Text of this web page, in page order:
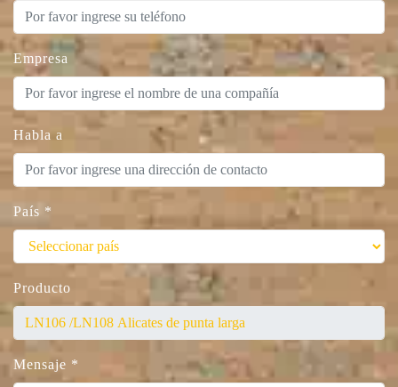
Empresa
Habla a
País *
Producto
Mensaje *